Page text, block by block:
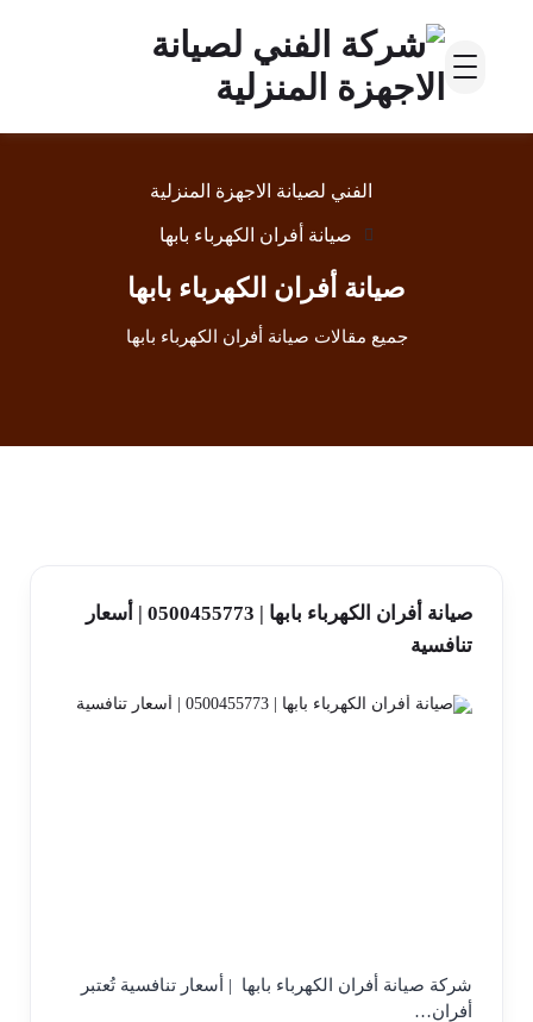
الفني لصيانة الاجهزة المنزلية
صيانة أفران الكهرباء بابها
صيانة أفران الكهرباء بابها
جميع مقالات صيانة أفران الكهرباء بابها
صيانة أفران الكهرباء بابها | 0500455773 | أسعار
تنافسية
شركة صيانة أفران الكهرباء بابها | أسعار تنافسية تُعتبر
أفران…